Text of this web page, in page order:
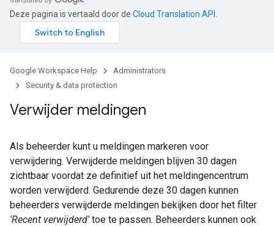
Deze pagina is vertaald door de Cloud Translation API
Google Workspace Help
Administrators
Security & data protection
Verwijder meldingen
Als beheerder kunt u meldingen markeren voor
verwijdering. Verwijderde meldingen blijven 30 dagen
zichtbaar voordat ze definitief uit het meldingencentrum
worden verwijderd. Gedurende deze 30 dagen kunnen
beheerders verwijderde meldingen bekijken door het filter
'Recent verwijderd' toe te passen. Beheerders kunnen ook